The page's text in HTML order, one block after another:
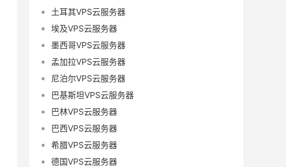
土耳其VPS云服务器
埃及VPS云服务器
墨西哥VPS云服务器
孟加拉VPS云服务器
尼泊尔VPS云服务器
巴基斯坦VPS云服务器
巴林VPS云服务器
巴西VPS云服务器
希腊VPS云服务器
德国VPS云服务器